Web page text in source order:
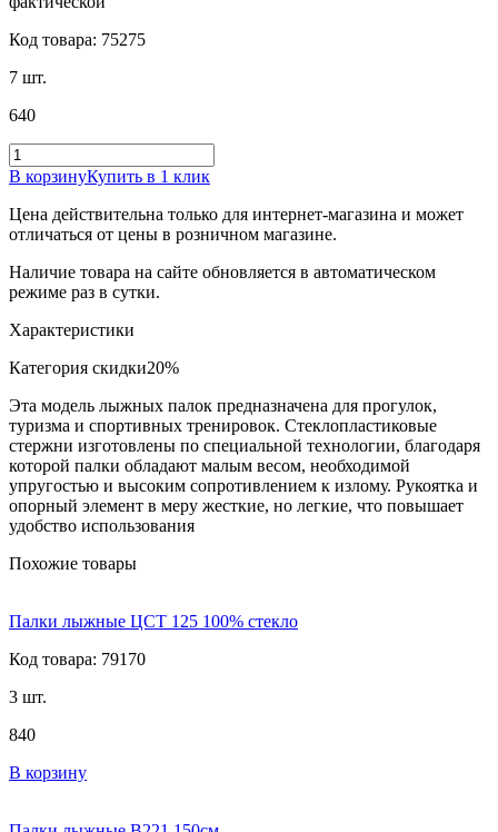
Код товара: 75275
7 шт.
640
В корзинуКупить в 1 клик
Цена действительна только для интернет-магазина и может
отличаться от цены в розничном магазине.
Наличие товара на сайте обновляется в автоматическом
режиме раз в сутки.
Характеристики
Категория скидки20%
Эта модель лыжных палок предназначена для прогулок,
туризма и спортивных тренировок. Стеклопластиковые
стержни изготовлены по специальной технологии, благодаря
которой палки обладают малым весом, необходимой
упругостью и высоким сопротивлением к излому. Рукоятка и
опорный элемент в меру жесткие, но легкие, что повышает
удобство использования
Похожие товары
Палки лыжные ЦСТ 125 100% стекло
Код товара: 79170
3 шт.
840
В корзину